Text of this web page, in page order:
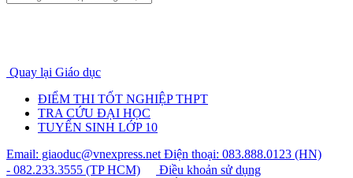
Quay lại Giáo dục
ĐIỂM THI TỐT NGHIỆP THPT
TRA CỨU ĐẠI HỌC
TUYỂN SINH LỚP 10
Email: giaoduc@vnexpress.net Điện thoại: 083.888.0123 (HN)
- 082.233.3555 (TP HCM)
Điều khoản sử dụng